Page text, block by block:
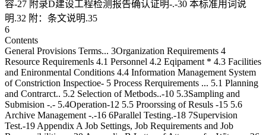
容-27 附录D建设工程检测报告确认证明-.-30 本标准用词说
明.32 附：条文说明.35
6
Contents
General Provisions Terms... 3Organization Requirements 4
Resource Requiremenls 4.1 Personnel 4.2 Eqipament * 4.3 Facilities
and Enironmental Conditions 4.4 Information Management System
of Constriction Inspectioe- 5 Process Rerquirements ... 5.1 Planning
and Contrarct.. 5.2 Selection of Metbods..-10 5.3Sampling and
Submision -.- 5.4Operation-12 5.5 Proorssing of Resuls -15 5.6
Archive Management -.-16 6Parallel Testing.-18 7Supervision
Test.-19 Appendix A Job Settings, Job Requirements and Job